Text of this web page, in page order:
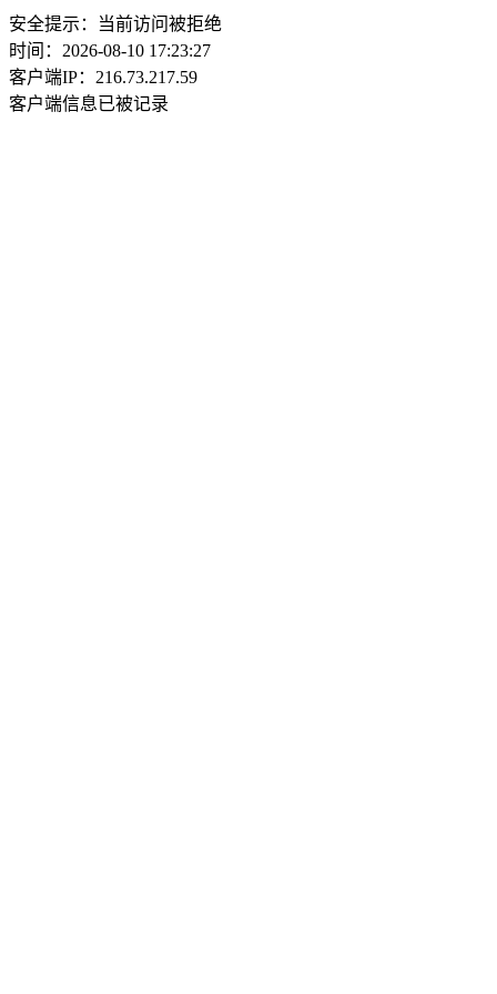
安全提示：当前访问被拒绝
时间：2026-08-10 17:23:27
客户端IP：216.73.217.59
客户端信息已被记录